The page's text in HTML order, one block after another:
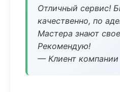
Отличный сервис!
качественно, по
Мастера знают
Рекомендую!
— Клиент компании